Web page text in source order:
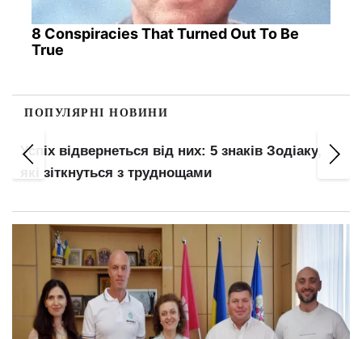
8 Conspiracies That Turned Out To Be
True
ПОПУЛЯРНІ НОВИНИ
Висновок ВЛК дійсний рівно рік: кого
відправлять на повторний медогляд